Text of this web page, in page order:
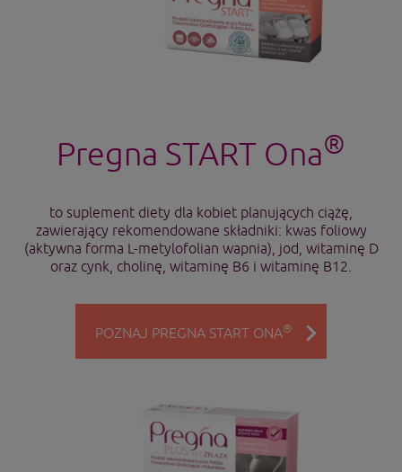
Pregna START Ona®
to suplement diety dla kobiet planujących ciążę,
zawierający rekomendowane składniki: kwas foliowy
(aktywna forma L-metylofolian wapnia), jod, witaminę D
oraz cynk, cholinę, witaminę B6 i witaminę B12.
POZNAJ PREGNA START ONA®